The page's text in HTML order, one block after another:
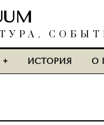
ИСТОРИЯ О